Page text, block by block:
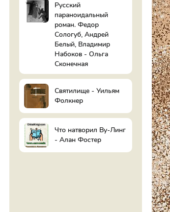
Русский
параноидальный
роман. Федор
Сологуб, Андрей
Белый, Владимир
Набоков - Ольга
Сконечная
Святилище - Уильям
Фолкнер
Что натворил Ву-Линг
- Алан Фостер